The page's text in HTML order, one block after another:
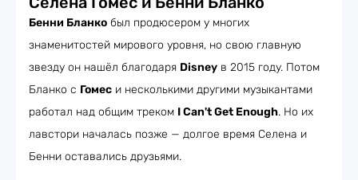
Бенни Бланко был продюсером у многих
знаменитостей мирового уровня, но свою главную
звезду он нашёл благодаря Disney в 2015 году. Потом
Бланко с Гомес и несколькими другими музыкантами
работал над общим треком I Can't Get Enough. Но их
лавстори началась позже — долгое время Селена и
Бенни оставались друзьями.